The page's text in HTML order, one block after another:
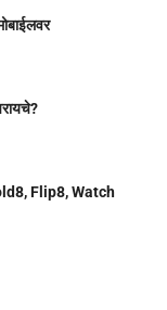
Flip8, Watch